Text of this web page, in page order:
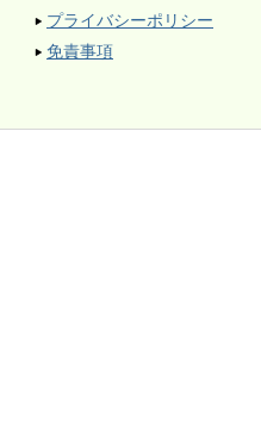
プライバシーポリシー
免責事項